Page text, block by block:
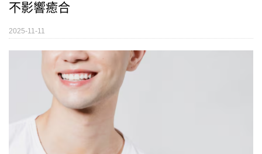
不影響癒合
2025-11-11